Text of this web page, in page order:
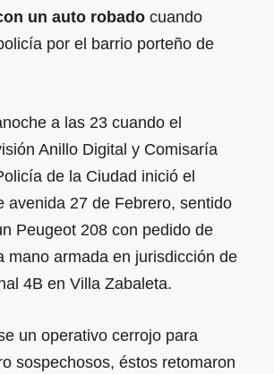
un auto robado cuando
por el barrio porteño de
a las 23 cuando el
Anillo Digital y Comisaría
de la Ciudad inició el
avenida 27 de Febrero, sentido
Peugeot 208 con pedido de
mano armada en jurisdicción de
4B en Villa Zabaleta.
un operativo cerrojo para
sospechosos, éstos retomaron